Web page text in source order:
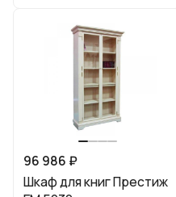
96 986 ₽
Шкаф для книг Престиж